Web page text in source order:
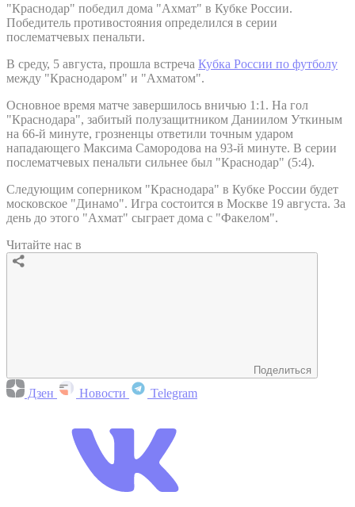
"Краснодар" победил дома "Ахмат" в Кубке России.
Победитель противостояния определился в серии
послематчевых пенальти.
В среду, 5 августа, прошла встреча Кубка России по футболу
между "Краснодаром" и "Ахматом".
Основное время матче завершилось вничью 1:1. На гол
"Краснодара", забитый полузащитником Даниилом Уткиным
на 66-й минуте, грозненцы ответили точным ударом
нападающего Максима Самородова на 93-й минуте. В серии
послематчевых пенальти сильнее был "Краснодар" (5:4).
Следующим соперником "Краснодара" в Кубке России будет
московское "Динамо". Игра состоится в Москве 19 августа. За
день до этого "Ахмат" сыграет дома с "Факелом".
Читайте нас в
Поделиться
Дзен Новости Telegram